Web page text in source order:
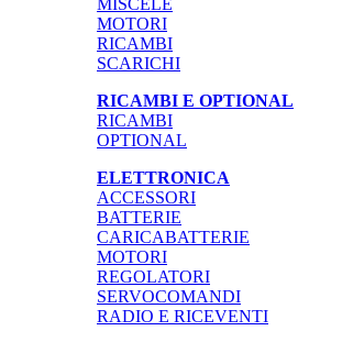
MOTORI
RICAMBI
SCARICHI
RICAMBI E OPTIONAL
RICAMBI
OPTIONAL
ELETTRONICA
ACCESSORI
BATTERIE
CARICABATTERIE
MOTORI
REGOLATORI
SERVOCOMANDI
RADIO E RICEVENTI